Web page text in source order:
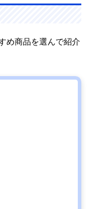
め商品を選んで紹介